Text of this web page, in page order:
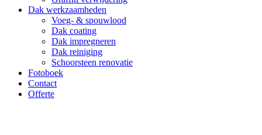
Dak werkzaamheden
Voeg- & spouwlood
Dak coating
Dak impregneren
Dak reiniging
Schoorsteen renovatie
Fotoboek
Contact
Offerte